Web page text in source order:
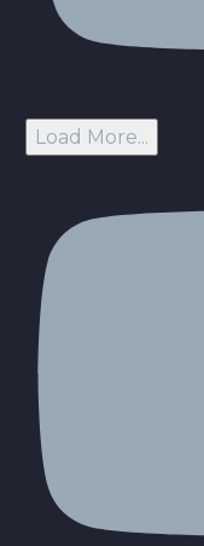
Load More...